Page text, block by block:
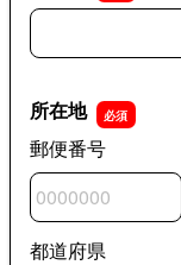
貴社名
所在地
郵便番号
都道府県